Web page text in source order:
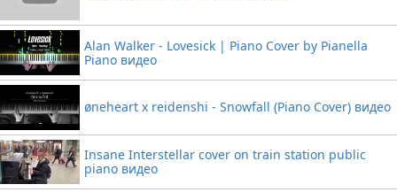
Alan Walker - Lovesick | Piano Cover by Pianella
Piano видео
øneheart x reidenshi - Snowfall (Piano Cover) видео
Insane Interstellar cover on train station public
piano видео